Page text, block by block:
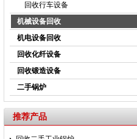
回收行车设备
机械设备回收
机电设备回收
回收化纤设备
回收锻造设备
二手锅炉
推荐产品